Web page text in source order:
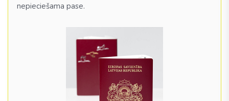
nepieciešama pase.